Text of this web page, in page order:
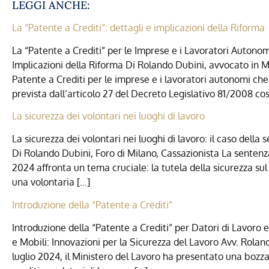
LEGGI ANCHE:
La “Patente a Crediti”: dettagli e implicazioni della Riforma
La “Patente a Crediti” per le Imprese e i Lavoratori
Implicazioni della Riforma Di Rolando Dubini, avvocato in
Patente a Crediti per le imprese e i lavoratori autonomi
prevista dall’articolo 27 del Decreto Legislativo 81/2008
La sicurezza dei volontari nei luoghi di lavoro
La sicurezza dei volontari nei luoghi di lavoro: il caso della
Di Rolando Dubini, Foro di Milano, Cassazionista La
2024 affronta un tema cruciale: la tutela della sicurezza
una volontaria […]
Introduzione della “Patente a Crediti”
Introduzione della “Patente a Crediti” per Datori di
e Mobili: Innovazioni per la Sicurezza del Lavoro Avv.
luglio 2024, il Ministero del Lavoro ha presentato una